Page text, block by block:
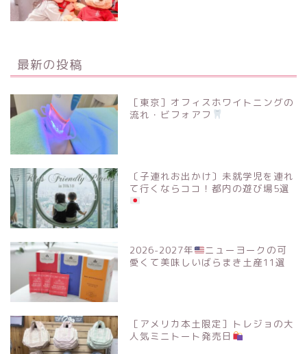
最新の投稿
［東京］オフィスホワイトニングの
流れ・ビフォアフ
〔子連れお出かけ〕未就学児を連れ
て行くならココ！都内の遊び場5選
2026-2027年
ニューヨークの可
愛くて美味しいばらまき土産11選
［アメリカ本土限定］トレジョの大
人気ミニトート発売日